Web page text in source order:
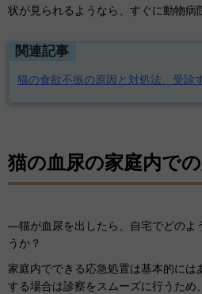
状が見られるようなら、すぐに動物病
関連記事
猫の食欲不振の原因と対処法、受診
猫の血尿の家庭内で
―猫が血尿を出したら、自宅でどのよ
うか？
家庭内でできる応急処置は基本的には
する場合は診察をスムーズに行うため